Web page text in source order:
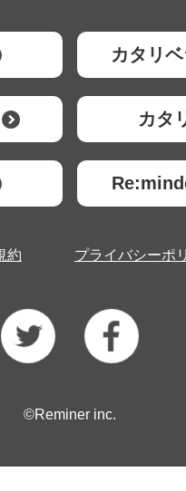
カタリ
カタ
約 プライバシーポ
©Reminer inc.